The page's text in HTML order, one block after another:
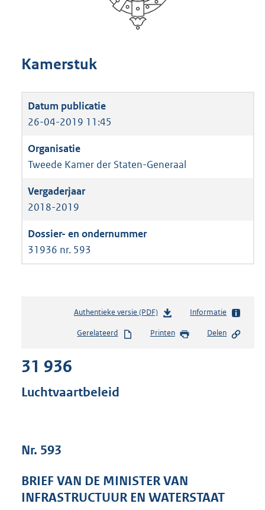
Kamerstuk
26-04-2019 11:45
Tweede Kamer der Staten-Generaal
2018-2019
31936 nr. 593
Authentieke versie (PDF)b
s
e
:
Informatie
Gerelateerd Printen Delen
31 936
Luchtvaartbeleid
Nr. 593
BRIEF VAN DE MINISTER VAN
INFRASTRUCTUUR EN WATERSTAAT